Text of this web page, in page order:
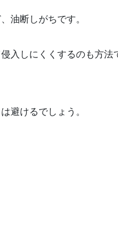
油断しがちです。
入しにくくするのも方法
避けるでしょう。